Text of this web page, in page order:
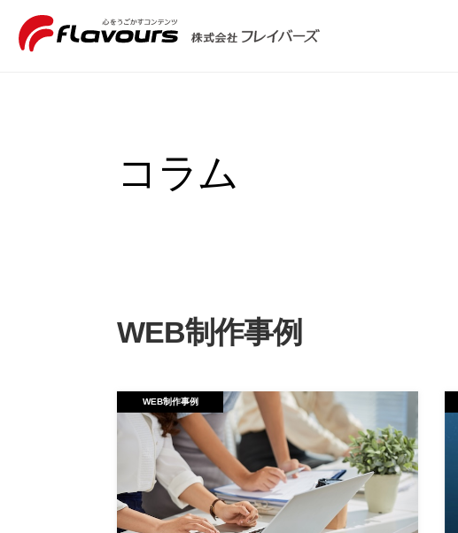
コラム
WEB制作事例
WEB制作事例